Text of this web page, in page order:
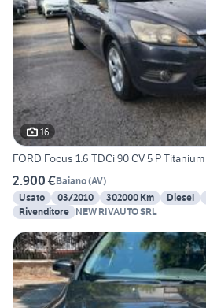
16
FORD Focus 1.6 TDCi 90 CV 5 P Titanium
2.900 €Baiano(AV)
Usato
03/2010 302000 Km Diesel
Rivenditore NEW RIVAUTO SRL